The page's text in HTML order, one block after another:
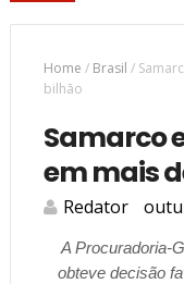
Home / Brasil /
bilhão
Samarco
em mais
Redator
A Procuradoria-
obteve decisão